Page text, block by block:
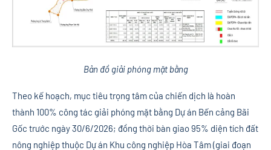
Bản đồ giải phóng mặt bằng
Theo kế hoạch, mục tiêu trọng tâm của chiến dịch là hoàn
thành 100% công tác giải phóng mặt bằng Dự án Bến cảng Bãi
Gốc trước ngày 30/6/2026; đồng thời bàn giao 95% diện tích đất
nông nghiệp thuộc Dự án Khu công nghiệp Hòa Tâm (giai đoạn